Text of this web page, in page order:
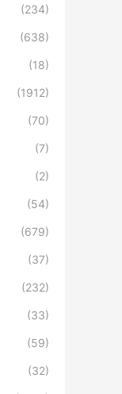
(234)
(638)
(18)
(1912)
(70)
(7)
(2)
(54)
(679)
(37)
(232)
(33)
(59)
(32)